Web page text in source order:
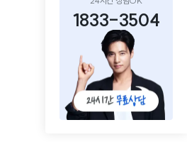
1833-3504